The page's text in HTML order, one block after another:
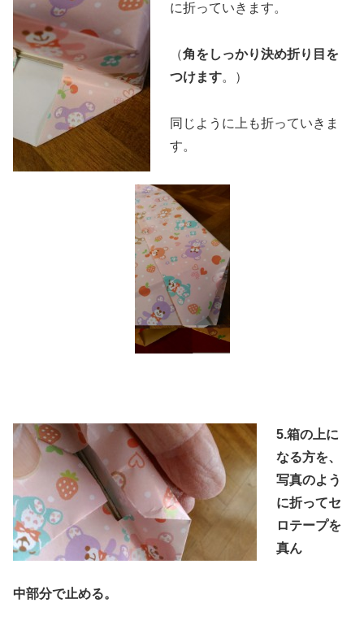
に折っていきます。
（角をしっかり決め折り目を
つけます。）
同じように上も折っていきま
す。
5.箱の上に
なる方を、
写真のよう
に折ってセ
ロテープを
真ん
中部分で止める。